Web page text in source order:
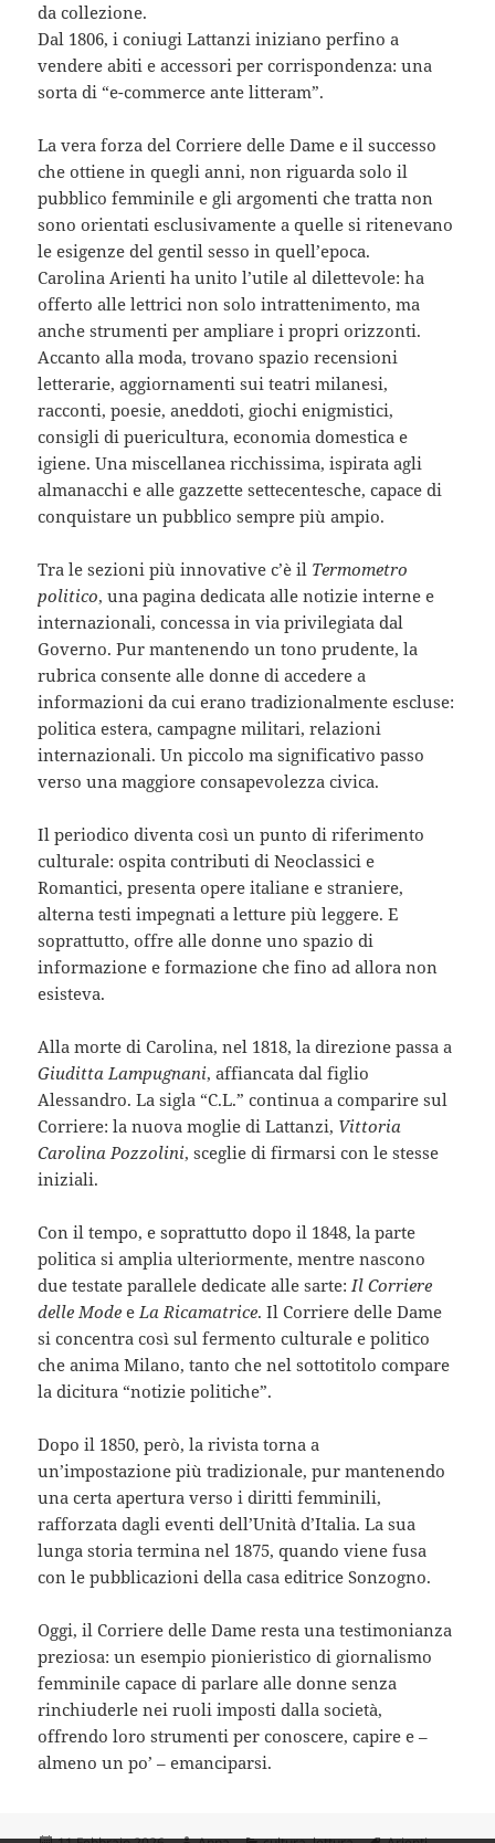
da collezione.
Dal 1806, i coniugi Lattanzi iniziano perfino a
vendere abiti e accessori per corrispondenza: una
sorta di “e-commerce ante litteram”.
La vera forza del Corriere delle Dame e il successo
che ottiene in quegli anni, non riguarda solo il
pubblico femminile e gli argomenti che tratta non
sono orientati esclusivamente a quelle si ritenevano
le esigenze del gentil sesso in quell’epoca.
Carolina Arienti ha unito l’utile al dilettevole: ha
offerto alle lettrici non solo intrattenimento, ma
anche strumenti per ampliare i propri orizzonti.
Accanto alla moda, trovano spazio recensioni
letterarie, aggiornamenti sui teatri milanesi,
racconti, poesie, aneddoti, giochi enigmistici,
consigli di puericultura, economia domestica e
igiene. Una miscellanea ricchissima, ispirata agli
almanacchi e alle gazzette settecentesche, capace di
conquistare un pubblico sempre più ampio.
Tra le sezioni più innovative c’è il Termometro
politico, una pagina dedicata alle notizie interne e
internazionali, concessa in via privilegiata dal
Governo. Pur mantenendo un tono prudente, la
rubrica consente alle donne di accedere a
informazioni da cui erano tradizionalmente escluse:
politica estera, campagne militari, relazioni
internazionali. Un piccolo ma significativo passo
verso una maggiore consapevolezza civica.
Il periodico diventa così un punto di riferimento
culturale: ospita contributi di Neoclassici e
Romantici, presenta opere italiane e straniere,
alterna testi impegnati a letture più leggere. E
soprattutto, offre alle donne uno spazio di
informazione e formazione che fino ad allora non
esisteva.
Alla morte di Carolina, nel 1818, la direzione passa a
Giuditta Lampugnani, affiancata dal figlio
Alessandro. La sigla “C.L.” continua a comparire sul
Corriere: la nuova moglie di Lattanzi, Vittoria
Carolina Pozzolini, sceglie di firmarsi con le stesse
iniziali.
Con il tempo, e soprattutto dopo il 1848, la parte
politica si amplia ulteriormente, mentre nascono
due testate parallele dedicate alle sarte: Il Corriere
delle Mode e La Ricamatrice. Il Corriere delle Dame
si concentra così sul fermento culturale e politico
che anima Milano, tanto che nel sottotitolo compare
la dicitura “notizie politiche”.
Dopo il 1850, però, la rivista torna a
un’impostazione più tradizionale, pur mantenendo
una certa apertura verso i diritti femminili,
rafforzata dagli eventi dell’Unità d’Italia. La sua
lunga storia termina nel 1875, quando viene fusa
con le pubblicazioni della casa editrice Sonzogno.
Oggi, il Corriere delle Dame resta una testimonianza
preziosa: un esempio pionieristico di giornalismo
femminile capace di parlare alle donne senza
rinchiuderle nei ruoli imposti dalla società,
offrendo loro strumenti per conoscere, capire e –
almeno un po’ – emanciparsi.